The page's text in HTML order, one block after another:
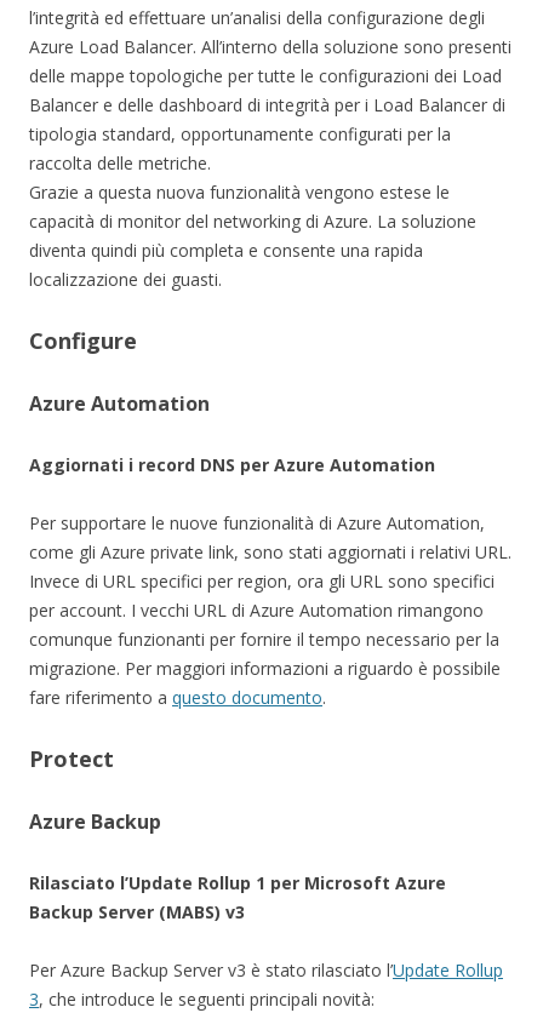
l’integrità ed effettuare un’analisi della configurazione degli
Azure Load Balancer. All’interno della soluzione sono presenti
delle mappe topologiche per tutte le configurazioni dei Load
Balancer e delle dashboard di integrità per i Load Balancer di
tipologia standard, opportunamente configurati per la
raccolta delle metriche.
Grazie a questa nuova funzionalità vengono estese le
capacità di monitor del networking di Azure. La soluzione
diventa quindi più completa e consente una rapida
localizzazione dei guasti.
Configure
Azure Automation
Aggiornati i record DNS per Azure Automation
Per supportare le nuove funzionalità di Azure Automation,
come gli Azure private link, sono stati aggiornati i relativi URL.
Invece di URL specifici per region, ora gli URL sono specifici
per account. I vecchi URL di Azure Automation rimangono
comunque funzionanti per fornire il tempo necessario per la
migrazione. Per maggiori informazioni a riguardo è possibile
fare riferimento a questo documento.
Protect
Azure Backup
Rilasciato l’Update Rollup 1 per Microsoft Azure
Backup Server (MABS) v3
Per Azure Backup Server v3 è stato rilasciato l’Update Rollup
3, che introduce le seguenti principali novità: